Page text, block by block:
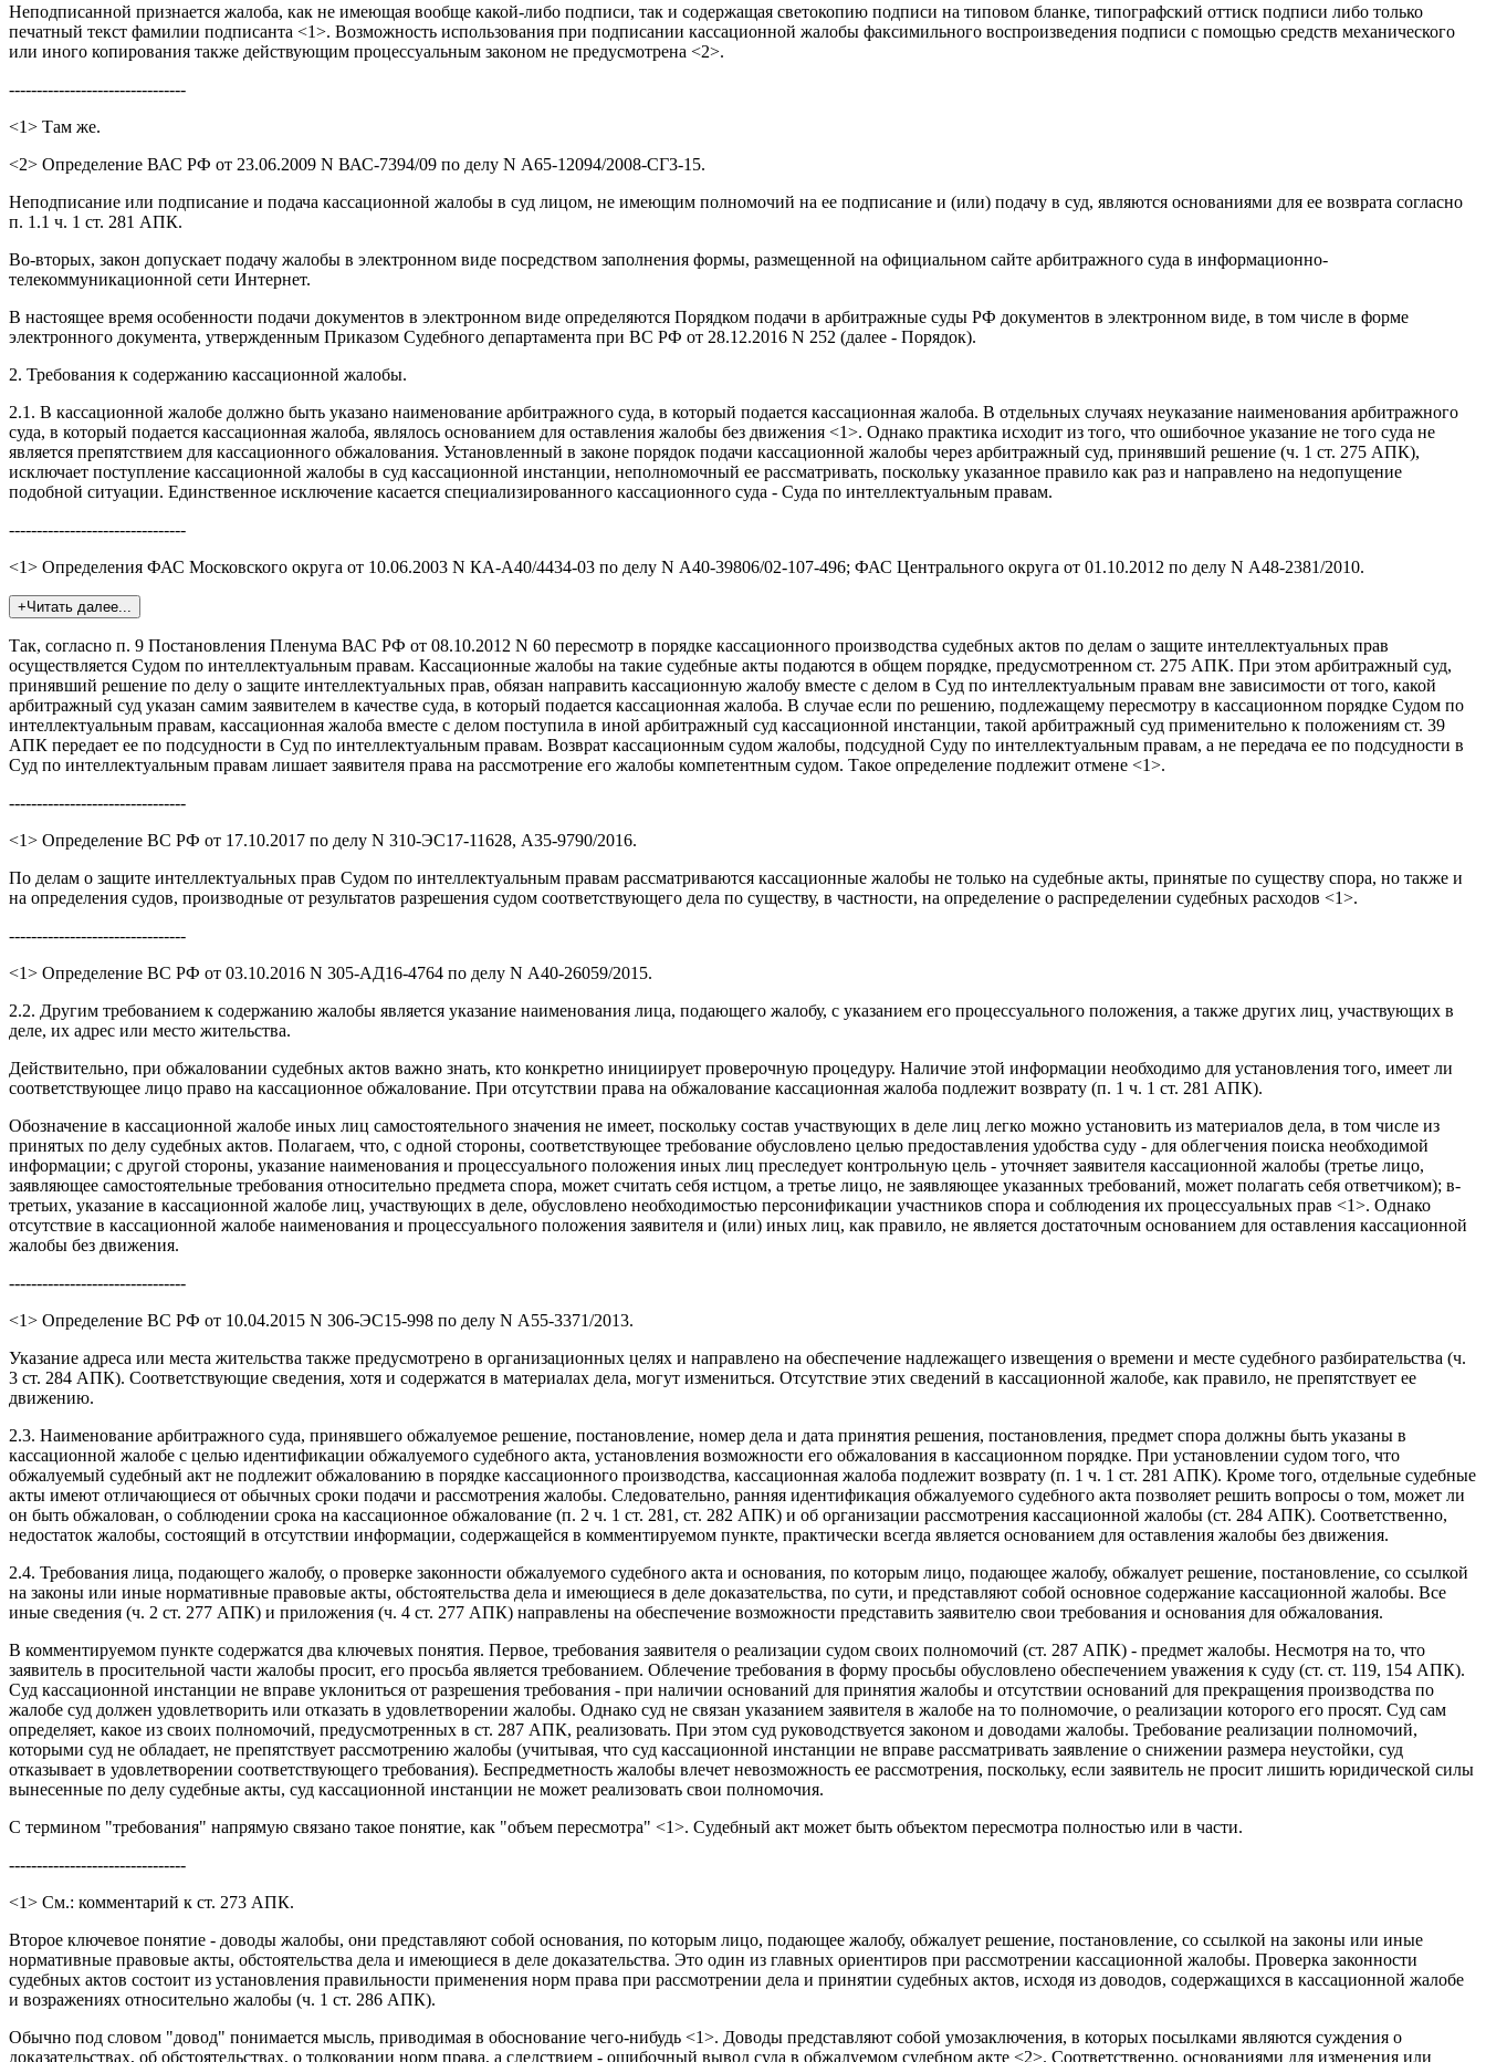
Неподписанной признается жалоба, как не имеющая вообще какой-либо подписи, так и содержащая светокопию подписи на типовом бланке, типографский оттиск подписи либо только
печатный текст фамилии подписанта <1>. Возможность использования при подписании кассационной жалобы факсимильного воспроизведения подписи с помощью средств механического
или иного копирования также действующим процессуальным законом не предусмотрена <2>.
--------------------------------
<1> Там же.
<2> Определение ВАС РФ от 23.06.2009 N ВАС-7394/09 по делу N А65-12094/2008-СГ3-15.
Неподписание или подписание и подача кассационной жалобы в суд лицом, не имеющим полномочий на ее подписание и (или) подачу в суд, являются основаниями для ее возврата согласно
п. 1.1 ч. 1 ст. 281 АПК.
Во-вторых, закон допускает подачу жалобы в электронном виде посредством заполнения формы, размещенной на официальном сайте арбитражного суда в информационно-
телекоммуникационной сети Интернет.
В настоящее время особенности подачи документов в электронном виде определяются Порядком подачи в арбитражные суды РФ документов в электронном виде, в том числе в форме
электронного документа, утвержденным Приказом Судебного департамента при ВС РФ от 28.12.2016 N 252 (далее - Порядок).
2. Требования к содержанию кассационной жалобы.
2.1. В кассационной жалобе должно быть указано наименование арбитражного суда, в который подается кассационная жалоба. В отдельных случаях неуказание наименования арбитражного
суда, в который подается кассационная жалоба, являлось основанием для оставления жалобы без движения <1>. Однако практика исходит из того, что ошибочное указание не того суда не
является препятствием для кассационного обжалования. Установленный в законе порядок подачи кассационной жалобы через арбитражный суд, принявший решение (ч. 1 ст. 275 АПК),
исключает поступление кассационной жалобы в суд кассационной инстанции, неполномочный ее рассматривать, поскольку указанное правило как раз и направлено на недопущение
подобной ситуации. Единственное исключение касается специализированного кассационного суда - Суда по интеллектуальным правам.
--------------------------------
<1> Определения ФАС Московского округа от 10.06.2003 N КА-А40/4434-03 по делу N А40-39806/02-107-496; ФАС Центрального округа от 01.10.2012 по делу N А48-2381/2010.
+Читать далее...
Так, согласно п. 9 Постановления Пленума ВАС РФ от 08.10.2012 N 60 пересмотр в порядке кассационного производства судебных актов по делам о защите интеллектуальных прав
осуществляется Судом по интеллектуальным правам. Кассационные жалобы на такие судебные акты подаются в общем порядке, предусмотренном ст. 275 АПК. При этом арбитражный суд,
принявший решение по делу о защите интеллектуальных прав, обязан направить кассационную жалобу вместе с делом в Суд по интеллектуальным правам вне зависимости от того, какой
арбитражный суд указан самим заявителем в качестве суда, в который подается кассационная жалоба. В случае если по решению, подлежащему пересмотру в кассационном порядке Судом по
интеллектуальным правам, кассационная жалоба вместе с делом поступила в иной арбитражный суд кассационной инстанции, такой арбитражный суд применительно к положениям ст. 39
АПК передает ее по подсудности в Суд по интеллектуальным правам. Возврат кассационным судом жалобы, подсудной Суду по интеллектуальным правам, а не передача ее по подсудности в
Суд по интеллектуальным правам лишает заявителя права на рассмотрение его жалобы компетентным судом. Такое определение подлежит отмене <1>.
--------------------------------
<1> Определение ВС РФ от 17.10.2017 по делу N 310-ЭС17-11628, А35-9790/2016.
По делам о защите интеллектуальных прав Судом по интеллектуальным правам рассматриваются кассационные жалобы не только на судебные акты, принятые по существу спора, но также и
на определения судов, производные от результатов разрешения судом соответствующего дела по существу, в частности, на определение о распределении судебных расходов <1>.
--------------------------------
<1> Определение ВС РФ от 03.10.2016 N 305-АД16-4764 по делу N А40-26059/2015.
2.2. Другим требованием к содержанию жалобы является указание наименования лица, подающего жалобу, с указанием его процессуального положения, а также других лиц, участвующих в
деле, их адрес или место жительства.
Действительно, при обжаловании судебных актов важно знать, кто конкретно инициирует проверочную процедуру. Наличие этой информации необходимо для установления того, имеет ли
соответствующее лицо право на кассационное обжалование. При отсутствии права на обжалование кассационная жалоба подлежит возврату (п. 1 ч. 1 ст. 281 АПК).
Обозначение в кассационной жалобе иных лиц самостоятельного значения не имеет, поскольку состав участвующих в деле лиц легко можно установить из материалов дела, в том числе из
принятых по делу судебных актов. Полагаем, что, с одной стороны, соответствующее требование обусловлено целью предоставления удобства суду - для облегчения поиска необходимой
информации; с другой стороны, указание наименования и процессуального положения иных лиц преследует контрольную цель - уточняет заявителя кассационной жалобы (третье лицо,
заявляющее самостоятельные требования относительно предмета спора, может считать себя истцом, а третье лицо, не заявляющее указанных требований, может полагать себя ответчиком); в-
третьих, указание в кассационной жалобе лиц, участвующих в деле, обусловлено необходимостью персонификации участников спора и соблюдения их процессуальных прав <1>. Однако
отсутствие в кассационной жалобе наименования и процессуального положения заявителя и (или) иных лиц, как правило, не является достаточным основанием для оставления кассационной
жалобы без движения.
--------------------------------
<1> Определение ВС РФ от 10.04.2015 N 306-ЭС15-998 по делу N А55-3371/2013.
Указание адреса или места жительства также предусмотрено в организационных целях и направлено на обеспечение надлежащего извещения о времени и месте судебного разбирательства (ч.
3 ст. 284 АПК). Соответствующие сведения, хотя и содержатся в материалах дела, могут измениться. Отсутствие этих сведений в кассационной жалобе, как правило, не препятствует ее
движению.
2.3. Наименование арбитражного суда, принявшего обжалуемое решение, постановление, номер дела и дата принятия решения, постановления, предмет спора должны быть указаны в
кассационной жалобе с целью идентификации обжалуемого судебного акта, установления возможности его обжалования в кассационном порядке. При установлении судом того, что
обжалуемый судебный акт не подлежит обжалованию в порядке кассационного производства, кассационная жалоба подлежит возврату (п. 1 ч. 1 ст. 281 АПК). Кроме того, отдельные судебные
акты имеют отличающиеся от обычных сроки подачи и рассмотрения жалобы. Следовательно, ранняя идентификация обжалуемого судебного акта позволяет решить вопросы о том, может ли
он быть обжалован, о соблюдении срока на кассационное обжалование (п. 2 ч. 1 ст. 281, ст. 282 АПК) и об организации рассмотрения кассационной жалобы (ст. 284 АПК). Соответственно,
недостаток жалобы, состоящий в отсутствии информации, содержащейся в комментируемом пункте, практически всегда является основанием для оставления жалобы без движения.
2.4. Требования лица, подающего жалобу, о проверке законности обжалуемого судебного акта и основания, по которым лицо, подающее жалобу, обжалует решение, постановление, со ссылкой
на законы или иные нормативные правовые акты, обстоятельства дела и имеющиеся в деле доказательства, по сути, и представляют собой основное содержание кассационной жалобы. Все
иные сведения (ч. 2 ст. 277 АПК) и приложения (ч. 4 ст. 277 АПК) направлены на обеспечение возможности представить заявителю свои требования и основания для обжалования.
В комментируемом пункте содержатся два ключевых понятия. Первое, требования заявителя о реализации судом своих полномочий (ст. 287 АПК) - предмет жалобы. Несмотря на то, что
заявитель в просительной части жалобы просит, его просьба является требованием. Облечение требования в форму просьбы обусловлено обеспечением уважения к суду (ст. ст. 119, 154 АПК).
Суд кассационной инстанции не вправе уклониться от разрешения требования - при наличии оснований для принятия жалобы и отсутствии оснований для прекращения производства по
жалобе суд должен удовлетворить или отказать в удовлетворении жалобы. Однако суд не связан указанием заявителя в жалобе на то полномочие, о реализации которого его просят. Суд сам
определяет, какое из своих полномочий, предусмотренных в ст. 287 АПК, реализовать. При этом суд руководствуется законом и доводами жалобы. Требование реализации полномочий,
которыми суд не обладает, не препятствует рассмотрению жалобы (учитывая, что суд кассационной инстанции не вправе рассматривать заявление о снижении размера неустойки, суд
отказывает в удовлетворении соответствующего требования). Беспредметность жалобы влечет невозможность ее рассмотрения, поскольку, если заявитель не просит лишить юридической силы
вынесенные по делу судебные акты, суд кассационной инстанции не может реализовать свои полномочия.
С термином "требования" напрямую связано такое понятие, как "объем пересмотра" <1>. Судебный акт может быть объектом пересмотра полностью или в части.
--------------------------------
<1> См.: комментарий к ст. 273 АПК.
Второе ключевое понятие - доводы жалобы, они представляют собой основания, по которым лицо, подающее жалобу, обжалует решение, постановление, со ссылкой на законы или иные
нормативные правовые акты, обстоятельства дела и имеющиеся в деле доказательства. Это один из главных ориентиров при рассмотрении кассационной жалобы. Проверка законности
судебных актов состоит из установления правильности применения норм права при рассмотрении дела и принятии судебных актов, исходя из доводов, содержащихся в кассационной жалобе
и возражениях относительно жалобы (ч. 1 ст. 286 АПК).
Обычно под словом "довод" понимается мысль, приводимая в обоснование чего-нибудь <1>. Доводы представляют собой умозаключения, в которых посылками являются суждения о
доказательствах, об обстоятельствах, о толковании норм права, а следствием - ошибочный вывод суда в обжалуемом судебном акте <2>. Соответственно, основаниями для изменения или